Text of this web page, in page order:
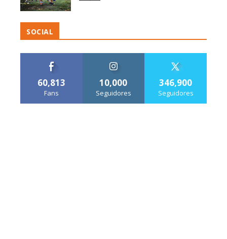
SOCIAL
60,813
Fans
10,000
Seguidores
346,900
Seguidores